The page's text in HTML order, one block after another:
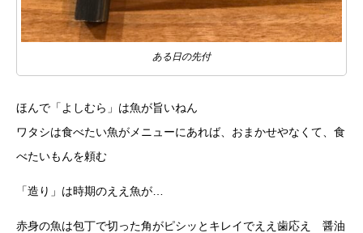
ある日の先付
ほんで「よしむら」は魚が旨いねん
ワタシは食べたい魚がメニューにあれば、おまかせやなくて、食
べたいもんを頼む
「造り」は時期のええ魚が…
赤身の魚は包丁で切った角がピシッとキレイでええ歯応え 醤油